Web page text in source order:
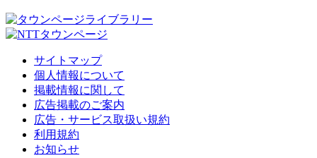
サイトマップ
個人情報について
掲載情報に関して
広告掲載のご案内
広告・サービス取扱い規約
利用規約
お知らせ